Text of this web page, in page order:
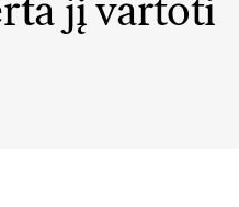
jį vartoti